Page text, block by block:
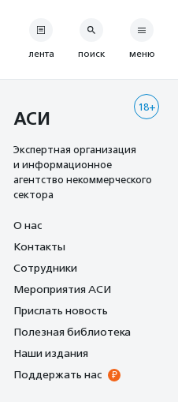
лента поиск меню
18+
АСИ
Экспертная организация
и информационное
агентство некоммерческого
сектора
О нас
Контакты
Сотрудники
Мероприятия АСИ
Прислать новость
Полезная библиотека
Наши издания
Поддержать нас